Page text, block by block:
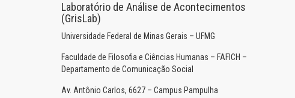
Laboratório de Análise de Acontecimentos
(GrisLab)
Universidade Federal de Minas Gerais – UFMG
Faculdade de Filosofia e Ciências Humanas – FAFICH –
Departamento de Comunicação Social
Av. Antônio Carlos, 6627 – Campus Pampulha